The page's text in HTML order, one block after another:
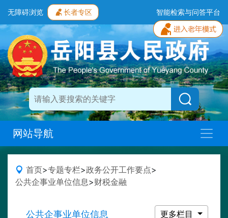
无障碍浏览 长者专区 智能检索与问答平台
网站导航
首页>专题专栏>政务公开工作要点>
公共企事业单位信息>财税金融
公共企事业单位信息 更多栏目